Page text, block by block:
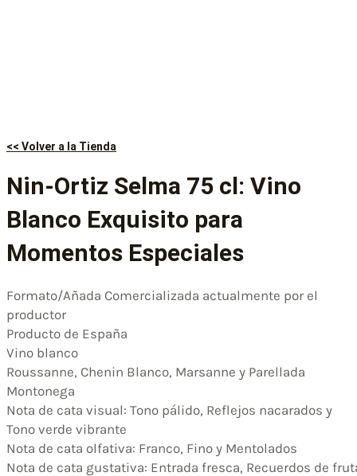
<< Volver a la Tienda
Nin-Ortiz Selma 75 cl: Vino
Blanco Exquisito para
Momentos Especiales
Formato/Añada Comercializada actualmente por el
productor
Producto de España
Vino blanco
Roussanne, Chenin Blanco, Marsanne y Parellada
Montonega
Nota de cata visual: Tono pálido, Reflejos nacarados y
Tono verde vibrante
Nota de cata olfativa: Franco, Fino y Mentolados
Nota de cata gustativa: Entrada fresca, Recuerdos de